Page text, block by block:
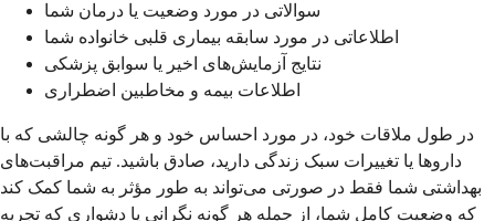
سوالاتی در مورد وضعیت یا درمان شما
اطلاعاتی در مورد سابقه بیماری قلبی خانواده شما
نتایج آزمایش‌های اخیر یا سوابق پزشکی
اطلاعات بیمه و مخاطبین اضطراری
در طول ملاقات خود، در مورد احساس خود و هر گونه چالشی که با
داروها یا تغییرات سبک زندگی دارید، صادق باشید. تیم مراقبت‌های
بهداشتی شما فقط در صورتی می‌تواند به طور مؤثر به شما کمک کند
که وضعیت کامل شما، از جمله هر گونه نگرانی یا دشواری که تجربه